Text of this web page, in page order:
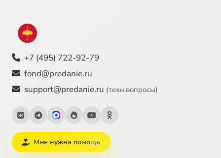
+7 (495) 722-92-79
fond@predanie.ru
support@predanie.ru (техн.вопросы)
Мне нужна помощь